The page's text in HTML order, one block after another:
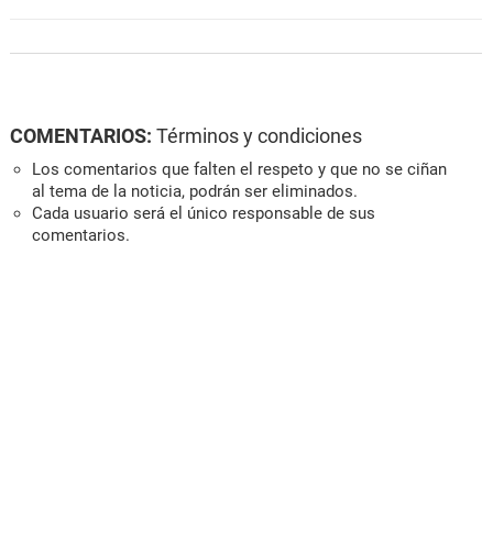
COMENTARIOS: Términos y condiciones
Los comentarios que falten el respeto y que no se ciñan
al tema de la noticia, podrán ser eliminados.
Cada usuario será el único responsable de sus
comentarios.